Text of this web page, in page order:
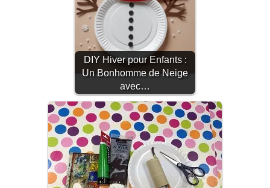
DIY Hiver pour Enfants :
Un Bonhomme de Neige
avec…